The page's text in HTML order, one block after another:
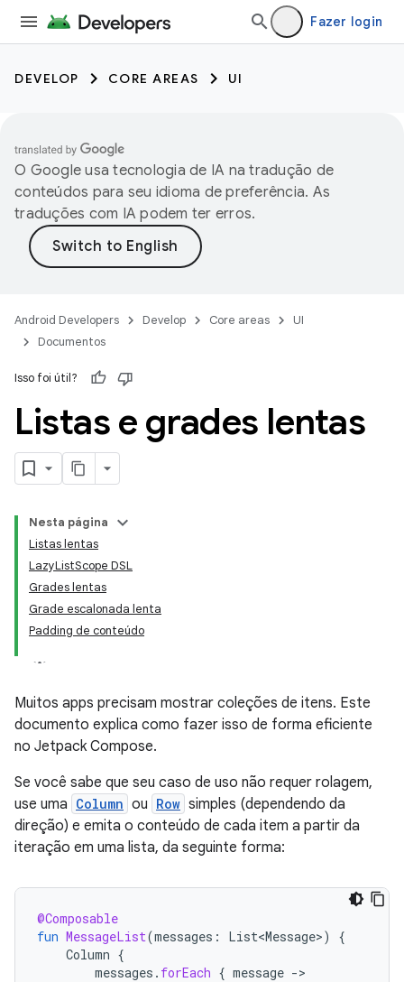
Fazer login
DEVELOP CORE AREAS UI
O Google usa tecnologia de IA na tradução de
conteúdos para seu idioma de preferência. As
traduções com IA podem ter erros.
Android Developers Develop Core areas
UI
Documentos
Isso foi útil?
Listas e grades lentas
Nesta página
Listas lentas
LazyListScope DSL
Grades lentas
Grade escalonada lenta
Padding de conteúdo
Muitos apps precisam mostrar coleções de itens. Este
documento explica como fazer isso de forma eficiente
no Jetpack Compose.
Se você sabe que seu caso de uso não requer rolagem,
use uma Column ou Row simples (dependendo da
direção) e emita o conteúdo de cada item a partir da
iteração em uma lista, da seguinte forma:
@Composable
fun MessageList(messages : List<Message>)
{
Column {
messages . forEach { message -